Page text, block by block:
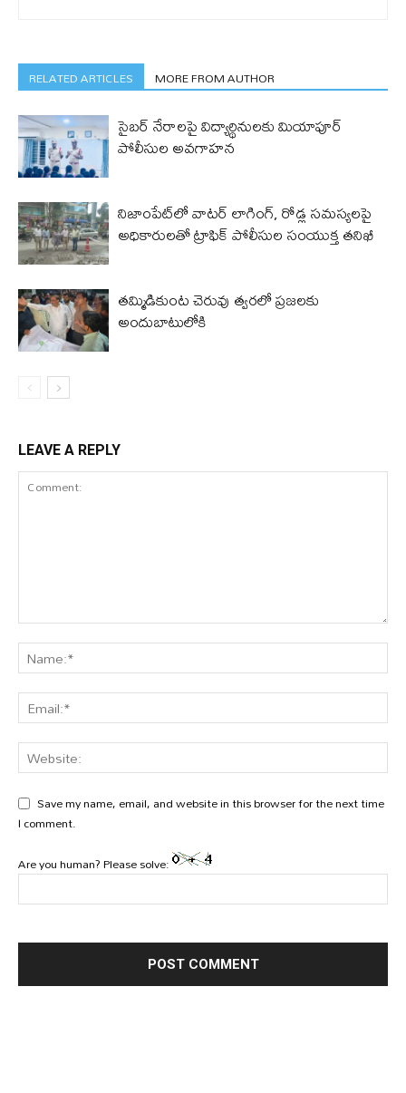
RELATED ARTICLES MORE FROM AUTHOR
సైబర్ నేరాలపై విద్యార్థినులకు మియాపూర్
పోలీసుల అవగాహన
నిజాంపేట్‌లో వాటర్ లాగింగ్, రోడ్ల సమస్యలపై
అధికారులతో ట్రాఫిక్ పోలీసుల సంయుక్త తనిఖీ
తమ్మిడికుంట చెరువు త్వరలో ప్రజలకు
అందుబాటులోకి
LEAVE A REPLY
Save my name, email, and website in this browser for the next time
I comment.
Are you human? Please solve: